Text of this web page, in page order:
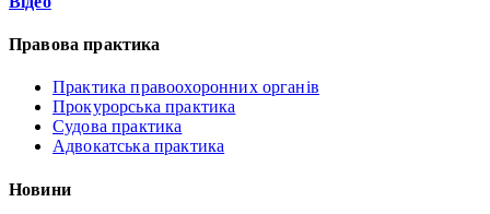
Правова практика
Практика правоохоронних органів
Прокурорська практика
Судова практика
Адвокатська практика
Новини